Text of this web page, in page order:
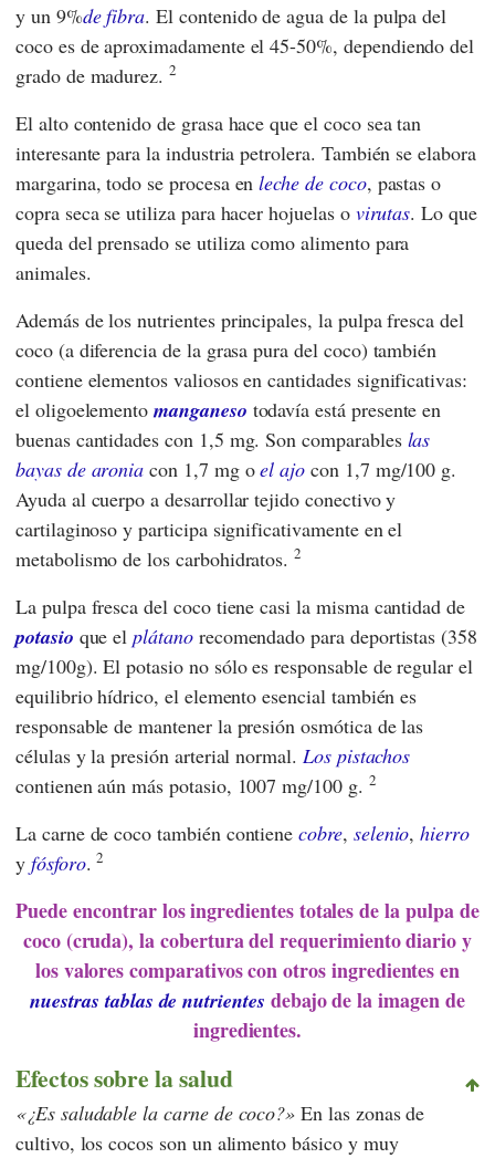
y un 9%de fibra. El contenido de agua de la pulpa del
coco es de aproximadamente el 45-50%, dependiendo del
grado de madurez.2
El alto contenido de grasa hace que el coco sea tan
interesante para la industria petrolera. También se elabora
margarina, todo se procesa enleche de coco, pastas o
copra seca se utiliza para hacer hojuelas o virutas. Lo que
queda del prensado se utiliza como alimento para
animales.
Además de los nutrientes principales, la pulpa fresca del
coco (a diferencia de la grasa pura del coco) también
contiene elementos valiosos en cantidades significativas:
el oligoelementomanganeso todavía está presente en
buenas cantidades con 1,5 mg. Son comparables las
bayas de aronia con 1,7 mg oel ajo con 1,7 mg/100 g.
Ayuda al cuerpo a desarrollar tejido conectivo y
cartilaginoso y participa significativamente en el
metabolismo de los carbohidratos.2
La pulpa fresca del coco tiene casi la misma cantidad de
potasio que elplátanorecomendado para deportistas (358
mg/100g). El potasio no sólo es responsable de regular el
equilibrio hídrico, el elemento esencial también es
responsable de mantener la presión osmótica de las
células y la presión arterial normal. Los pistachos
contienen aún más potasio, 1007 mg/100 g. 2
La carne de coco también contienecobre, selenio,hierro
y fósforo.2
Puede encontrar los ingredientes totales de la pulpa de
coco (cruda), la cobertura del requerimiento diario y
los valores comparativos con otros ingredientes en
nuestras tablas de nutrientes debajo de la imagen de
ingredientes.
Efectos sobre la salud
¿Es saludable la carne de coco? En las zonas de
cultivo, los cocos son un alimento básico y muy